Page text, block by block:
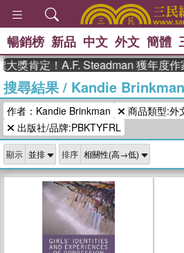
熱搜： 東
、 The
史是一群喵
登輝時代
偉大的迷走
暢銷榜 新品 中文 外文 簡體
獎肯定！A.F. Steadman 獲年度作
搜尋結果/ Kandie Brinkman
作者：Kandie Brinkman
商品類型:外
出版社/品牌:PBKTYFRL
顯示 排序